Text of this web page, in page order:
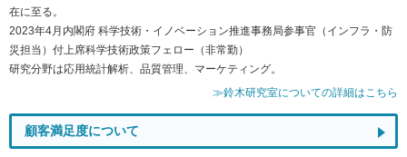
在に至る。
2023年4月内閣府 科学技術・イノベーション推進事務局参事官（インフラ・防
災担当）付上席科学技術政策フェロー（非常勤）
研究分野は応用統計解析、品質管理、マーケティング。
≫鈴木研究室についての詳細はこちら
顧客満足度について